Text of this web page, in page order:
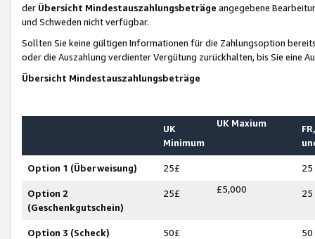
der Übersicht Mindestauszahlungsbeträge angegebene
und Schweden nicht verfügbar.
Sollten Sie keine gültigen Informationen für die Zahlungsoption
oder die Auszahlung verdienter Vergütung zurückhalten, bis Sie
Übersicht Mindestauszahlungsbeträge
UK
Minimum
UK Maxium
Option 1 (Überweisung) 25£ 25
Option 2
(Geschenkgutschein)
25£ £5,000 25
Option 3 (Scheck) 50£ 50